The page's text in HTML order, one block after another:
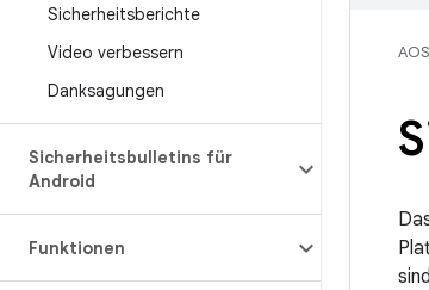
Sicherheitsberichte
Video verbessern
Danksagungen
Sicherheitsbulletins für
Android
Funktionen